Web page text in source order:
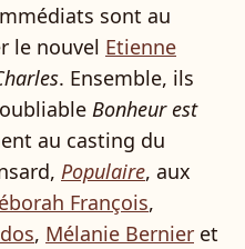
sont au
le nouvel Etienne
. Ensemble, ils
Bonheur est
au casting du
Populaire, aux
François,
, Mélanie Bernier et